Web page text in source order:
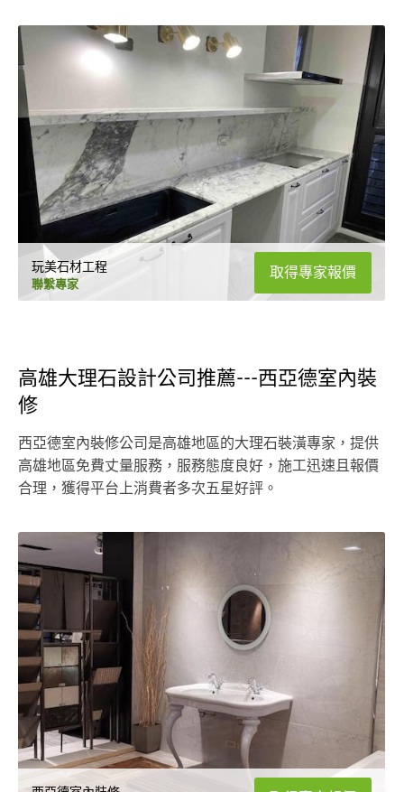
玩美石材工程
聯繫專家
取得專家報價
高雄大理石設計公司推薦---西亞德室內裝
修
西亞德室內裝修公司是高雄地區的大理石裝潢專家，提供
高雄地區免費丈量服務，服務態度良好，施工迅速且報價
合理，獲得平台上消費者多次五星好評。